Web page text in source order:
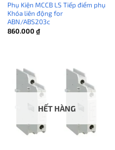
Phụ Kiện MCCB LS Tiếp điểm phụ
Khóa liên động for
ABN/ABS203c
860.000 ₫
HẾT HÀNG